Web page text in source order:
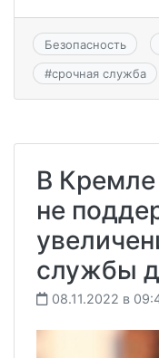
Безопасность
#срочная служба
В
не
службы
08.11.2022 в